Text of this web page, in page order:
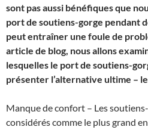
sont pas aussi bénéfiques que
port de soutiens-gorge pendant
peut entraîner une foule de
article de blog, nous allons
lesquelles le port de soutiens-
présenter l’alternative ultime –
Manque de confort – Les
considérés comme le plus grand